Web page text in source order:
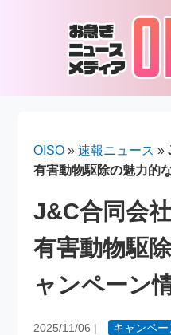
OISO »速報ニュース »
有害動物駆除の魅力的
J&C合同会
有害動物駆
ャンペーン
2025/11/06 | キャンペ